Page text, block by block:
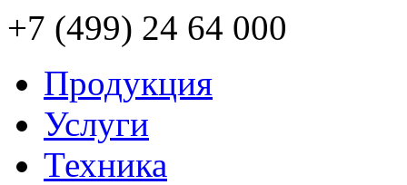
+7 (499) 24 64 000
Продукция
Услуги
Техника